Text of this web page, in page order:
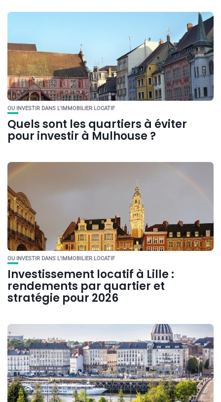
OU INVESTIR DANS L'IMMOBILIER LOCATIF
Quels sont les quartiers à éviter
pour investir à Mulhouse ?
OU INVESTIR DANS L'IMMOBILIER LOCATIF
Investissement locatif à Lille :
rendements par quartier et
stratégie pour 2026